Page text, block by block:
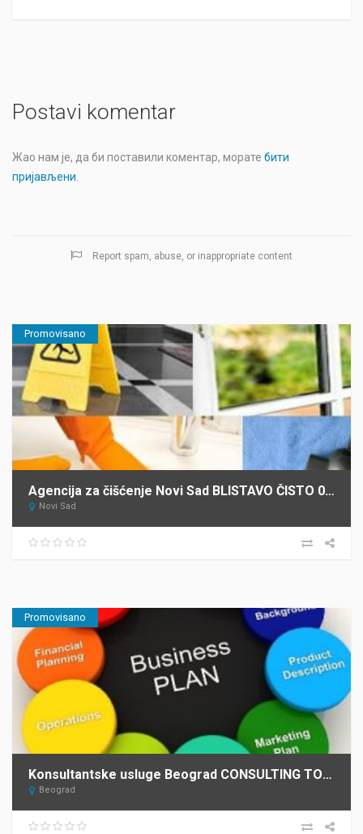
Postavi komentar
Жао нам је, да би поставили коментар, морате бити
пријављени
Report spam, abuse, or inappropriate content
Promovisano
Agencija za čišćenje Novi Sad BLISTAVO ČISTO 021
Novi Sad
Promovisano
Konsultantske usluge Beograd CONSULTING TOURISM DEVELOPMENT – C.T.D. 3
Beograd